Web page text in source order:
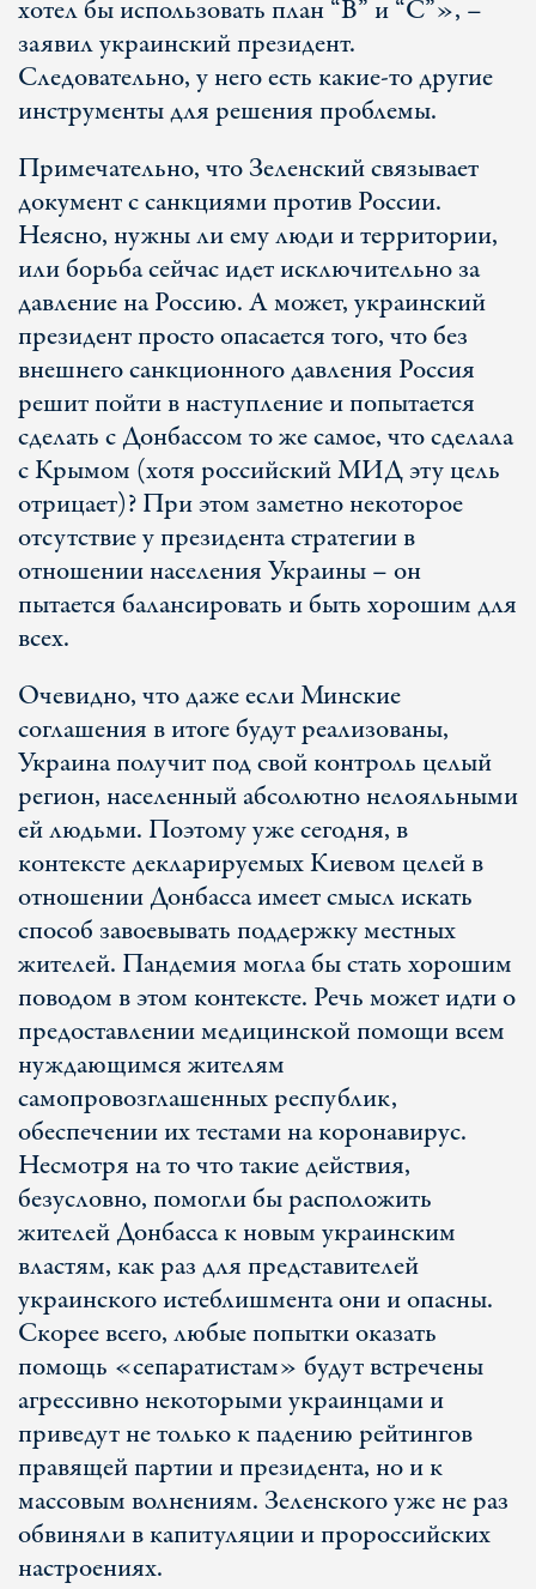
хотел бы использовать план “B” и “С”», –
заявил украинский президент.
Следовательно, у него есть какие-то другие
инструменты для решения проблемы.
Примечательно, что Зеленский связывает
документ с санкциями против России.
Неясно, нужны ли ему люди и территории,
или борьба сейчас идет исключительно за
давление на Россию. А может, украинский
президент просто опасается того, что без
внешнего санкционного давления Россия
решит пойти в наступление и попытается
сделать с Донбассом то же самое, что сделала
с Крымом (хотя российский МИД эту цель
отрицает)? При этом заметно некоторое
отсутствие у президента стратегии в
отношении населения Украины – он
пытается балансировать и быть хорошим для
всех.
Очевидно, что даже если Минские
соглашения в итоге будут реализованы,
Украина получит под свой контроль целый
регион, населенный абсолютно нелояльными
ей людьми. Поэтому уже сегодня, в
контексте декларируемых Киевом целей в
отношении Донбасса имеет смысл искать
способ завоевывать поддержку местных
жителей. Пандемия могла бы стать хорошим
поводом в этом контексте. Речь может идти о
предоставлении медицинской помощи всем
нуждающимся жителям
самопровозглашенных республик,
обеспечении их тестами на коронавирус.
Несмотря на то что такие действия,
безусловно, помогли бы расположить
жителей Донбасса к новым украинским
властям, как раз для представителей
украинского истеблишмента они и опасны.
Скорее всего, любые попытки оказать
помощь «сепаратистам» будут встречены
агрессивно некоторыми украинцами и
приведут не только к падению рейтингов
правящей партии и президента, но и к
массовым волнениям. Зеленского уже не раз
обвиняли в капитуляции и пророссийских
настроениях.